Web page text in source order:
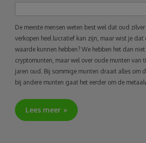
De meeste mensen weten best wel dat oud
verkopen heel lucratief kan zijn, maar wist je
waarde kunnen hebben? We hebben het dan
cryptomunten, maar wel over oude munten van
jaren oud. Bij sommige munten draait alles om
bij andere munten gaat het eerder om de
Lees meer